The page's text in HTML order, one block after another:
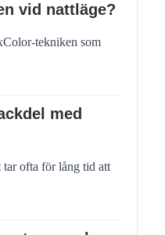
vid nattläge?
tekniken som
med
ofta för lång tid att